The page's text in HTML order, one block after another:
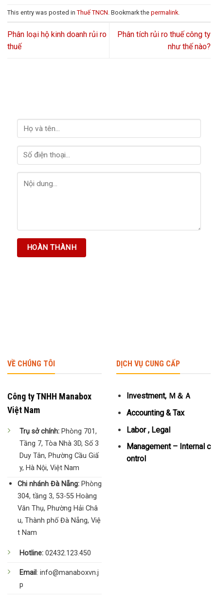
This entry was posted in Thuế TNCN. Bookmark the permalink.
Phân loại hộ kinh doanh rủi ro
thuế
Phân tích rủi ro thuế công ty
như thế nào?
VỀ CHÚNG TÔI
Công ty TNHH Manabox
Việt Nam
Trụ sở chính: Phòng 701,
Tầng 7, Tòa Nhà 3D, Số 3
Duy Tân, Phường Cầu Giấ
y, Hà Nội, Việt Nam
Chi nhánh Đà Nẵng:Phòng
304, tầng 3, 53-55 Hoàng
Văn Thụ, Phường Hải Châ
u, Thành phố Đà Nẵng, Việ
t Nam
Hotline: 02432.123.450
Email: info@manaboxvn.j
p
DỊCH VỤ CUNG CẤP
Investment, Ｍ＆Ａ
Accounting & Tax
Labor , Legal
Management – Internal c
ontrol